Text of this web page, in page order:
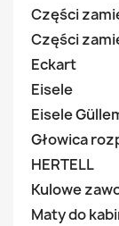
Części
Części
Eckart
Eisele
Eisele
Głowica
HERTELL
Kulowe
Maty do